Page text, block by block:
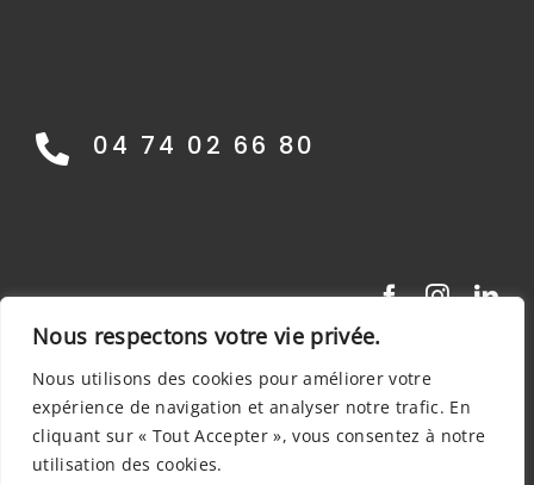
Nous respectons votre vie privée.
Nous utilisons des cookies pour améliorer votre
expérience de navigation et analyser notre trafic. En
cliquant sur « Tout Accepter », vous consentez à notre
utilisation des cookies.
04 74 02 66 80
© 2016 - 2026 •invenio rh• Tous Droits
Réservés | Mentions légales